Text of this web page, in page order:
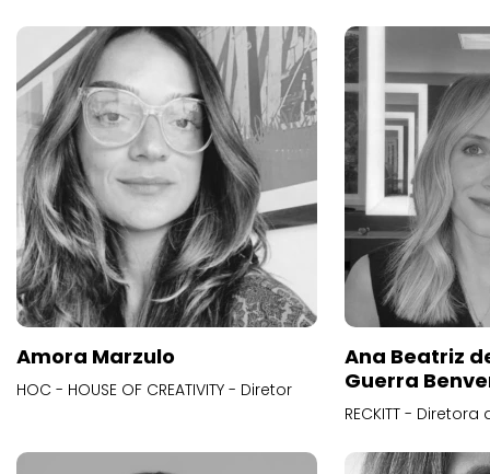
Amora Marzulo
HOC - HOUSE OF CREATIVITY - Diretor
Ana Beatriz
Guerra
RECKITT -